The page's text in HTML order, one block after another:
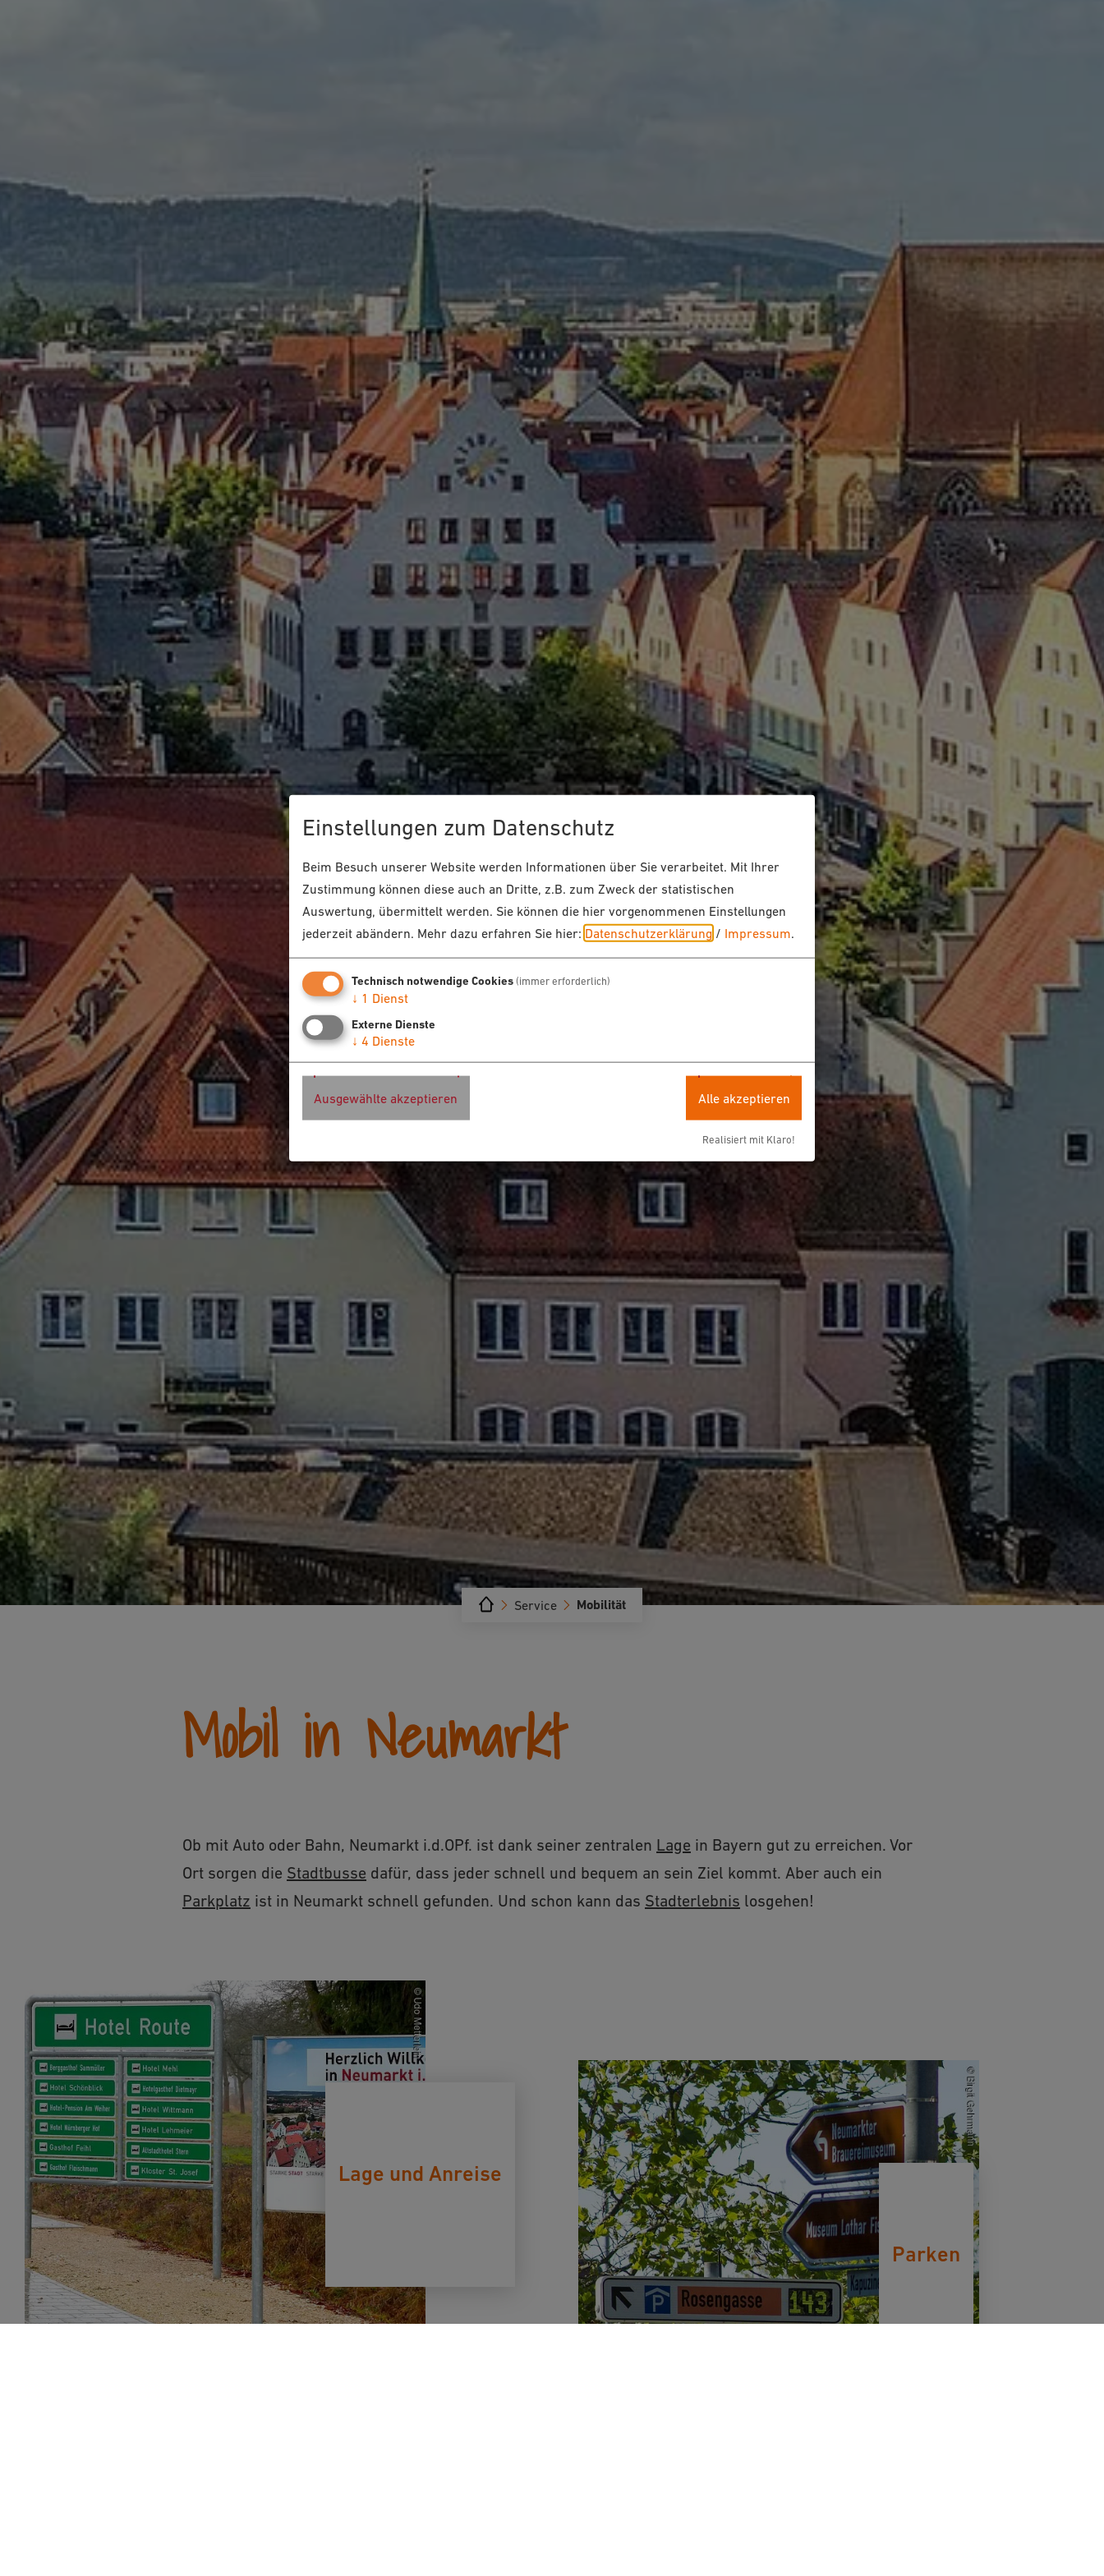
Mobilität
Service
Mobil in Neumarkt
Ob mit Auto oder Bahn, Neumarkt i.d.OPf. ist dank seiner zentralen Lage in Bayern gut zu erreichen. Vor
Ort sorgen die Stadtbusse dafür, dass jeder schnell und bequem an sein Ziel kommt. Aber auch ein
Parkplatz ist in Neumarkt schnell gefunden. Und schon kann das Stadterlebnis losgehen!
Lage und Anreise
Parken
Einstellungen zum Datenschutz
Beim Besuch unserer Website werden Informationen über Sie verarbeitet. Mit Ihrer
Zustimmung können diese auch an Dritte, z.B. zum Zweck der statistischen
Auswertung, übermittelt werden. Sie können die hier vorgenommenen Einstellungen
jederzeit abändern. Mehr dazu erfahren Sie hier: Datenschutzerklärung / Impressum
Technisch notwendige Cookies (immer erforderlich)
↓ 1 Dienst
Externe Dienste
↓ 4 Dienste
Ausgewählte akzeptieren Alle akzeptieren
Realisiert mit Klaro!